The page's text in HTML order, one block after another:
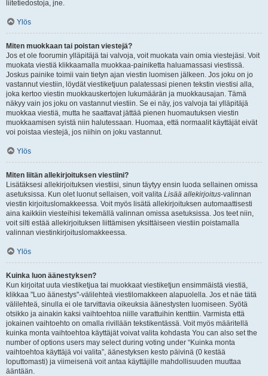
liitetiedostoja, jne.
Ylös
Miten muokkaan tai poistan viestejä?
Jos et ole foorumin ylläpitäjä tai valvoja, voit muokata vain omia viestejäsi. Voit
muokata viestiä klikkaamalla muokkaa-painiketta haluamassasi viestissä.
Joskus painike toimii vain tietyn ajan viestin luomisen jälkeen. Jos joku on jo
vastannut viestiin, löydät viestiketjuun palatessasi pienen tekstin viestisi alla,
joka kertoo viestin muokkauskertojen lukumäärän ja muokkausajan. Tämä
näkyy vain jos joku on vastannut viestiin. Se ei näy, jos valvoja tai ylläpitäjä
muokkaa viestiä, mutta he saattavat jättää pienen huomautuksen viestin
muokkaamisen syistä niin halutessaan. Huomaa, että normaalit käyttäjät eivät
voi poistaa viestejä, jos niihin on joku vastannut.
Ylös
Miten liitän allekirjoituksen viestiini?
Lisätäksesi allekirjoituksen viestiisi, sinun täytyy ensin luoda sellainen omissa
asetuksissa. Kun olet luonut sellaisen, voit valita Lisää allekirjoitus-valinnan
viestin kirjoituslomakkeessa. Voit myös lisätä allekirjoituksen automaattisesti
aina kaikkiin viesteihisi tekemällä valinnan omissa asetuksissa. Jos teet niin,
voit silti estää allekirjoituksen liittämisen yksittäiseen viestiin poistamalla
valinnan viestinkirjoituslomakkeessa.
Ylös
Kuinka luon äänestyksen?
Kun kirjoitat uuta viestiketjua tai muokkaat viestiketjun ensimmäistä viestiä,
klikkaa "Luo äänestys"-välilehteä viestilomakkeen alapuolella. Jos et näe tätä
välilehteä, sinulla ei ole tarvittavia oikeuksia äänestysten luomiseen. Syötä
otsikko ja ainakin kaksi vaihtoehtoa niille varattuihin kenttiin. Varmista että
jokainen vaihtoehto on omalla rivillään tekstikentässä. Voit myös määritellä
kuinka monta vaihtoehtoa käyttäjät voivat valita kohdasta You can also set the
number of options users may select during voting under “Kuinka monta
vaihtoehtoa käyttäjä voi valita”, äänestyksen kesto päivinä (0 kestää
loputtomasti) ja viimeisenä voit antaa käyttäjille mahdollisuuden muuttaa
ääntään.